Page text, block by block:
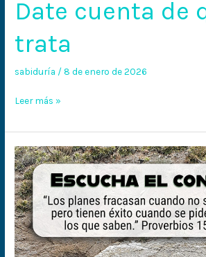
Date cuenta de
trata
sabiduría /8 de enero de 2026
Leer más »
Consejeros